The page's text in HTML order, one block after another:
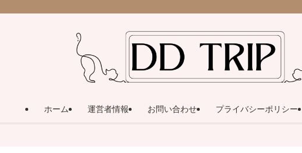
ホーム 運営者情報 お問い合わせ プライバシーポリシー